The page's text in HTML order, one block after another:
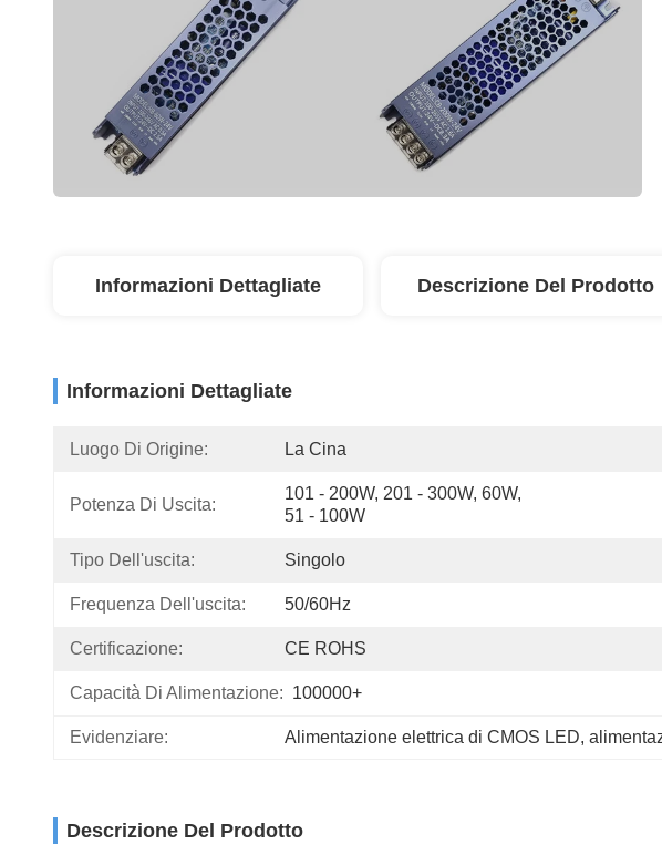
Informazioni Dettagliate Descrizione Del Prodotto
Informazioni Dettagliate
Luogo Di Origine: La Cina
Potenza Di Uscita:
101 - 200W, 201 - 300W, 60W,
51 - 100W
Tipo Dell'uscita: Singolo
Frequenza Dell'uscita: 50/60Hz
Certificazione: CE ROHS
Capacità Di Alimentazione: 100000+
Evidenziare: Alimentazione elettrica di CMOS LED,
Descrizione Del Prodotto